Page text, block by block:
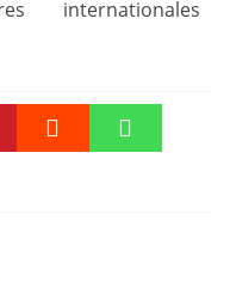
internationales